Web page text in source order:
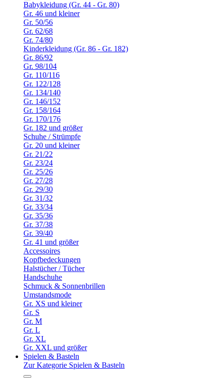
Babykleidung (Gr. 44 - Gr. 80)
Gr. 46 und kleiner
Gr. 50/56
Gr. 62/68
Gr. 74/80
Kinderkleidung (Gr. 86 - Gr. 182)
Gr. 86/92
Gr. 98/104
Gr. 110/116
Gr. 122/128
Gr. 134/140
Gr. 146/152
Gr. 158/164
Gr. 170/176
Gr. 182 und größer
Schuhe / Strümpfe
Gr. 20 und kleiner
Gr. 21/22
Gr. 23/24
Gr. 25/26
Gr. 27/28
Gr. 29/30
Gr. 31/32
Gr. 33/34
Gr. 35/36
Gr. 37/38
Gr. 39/40
Gr. 41 und größer
Accessoires
Kopfbedeckungen
Halstücher / Tücher
Handschuhe
Schmuck & Sonnenbrillen
Umstandsmode
Gr. XS und kleiner
Gr. S
Gr. M
Gr. L
Gr. XL
Gr. XXL und größer
Spielen & Basteln
Zur Kategorie Spielen & Basteln